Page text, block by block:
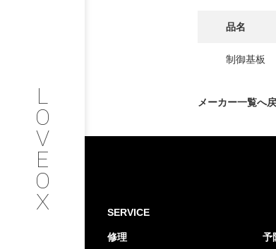
L
O
V
E
O
X
PROFILE
SERVICE
品名
制御基板
メーカー一覧へ
SERVICE
修理 予